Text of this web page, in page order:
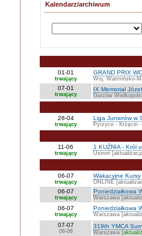
Kalendarz/archiwum
01-01
trwający
GRAND PRIX
Woj. Warmińsko-
07-01
trwający
IX Memoriał
Gorzów
26-04
trwający
Liga Juniorów w
Pyrzyce - Krzęcin
11-06
trwający
1 KUŹNIA - Król
Ustroń
06-07
trwający
Wakacyjne
ONLINE
06-07
trwający
Poniedziałkowa
Warszawa
06-07
trwający
Poniedziałkowa
Warszawa
07-07
06-08
319th YMCA
Warszawa [